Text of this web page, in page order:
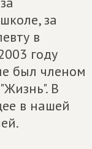
за
в
году
был членом
В
в нашей